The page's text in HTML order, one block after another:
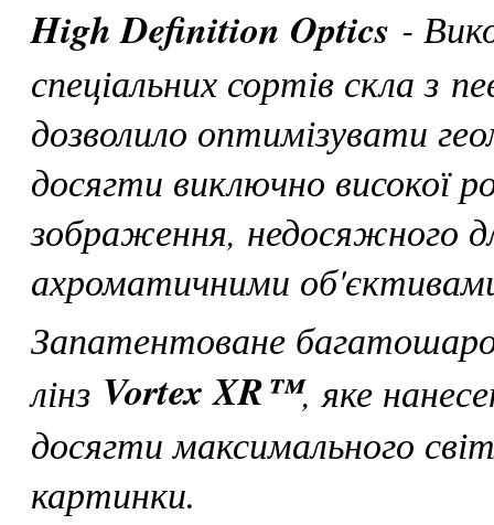
High Definition Optics -
спеціальних сортів скла з
дозволило оптимізувати
досягти виключно високої
зображення, недосяжного
ахроматичними
Запатентоване
лінз Vortex XR™, яке
досягти максимального
картинки.